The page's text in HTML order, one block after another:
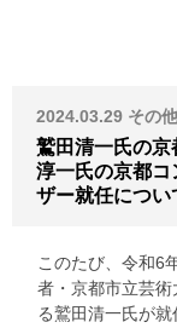
2024.03.29 その他
鷲田清一氏の京
淳一氏の京都コ
ザー就任につい
このたび、令和6
者・京都市立芸
る鷲田清一氏が就